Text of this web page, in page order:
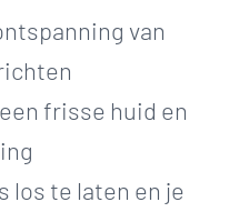
van
frisse huid en
los te laten en je